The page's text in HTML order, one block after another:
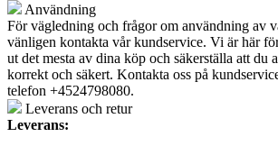
Användning
För vägledning och frågor om användning av
vänligen kontakta vår kundservice. Vi är här
ut det mesta av dina köp och säkerställa att du
korrekt och säkert. Kontakta oss på
telefon +4524798080.
Leverans och retur
Leverans: